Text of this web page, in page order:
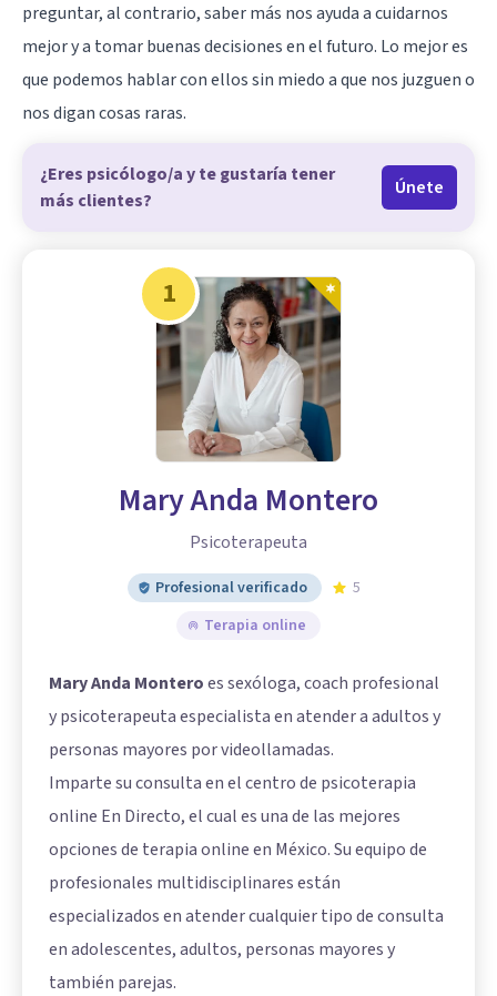
preguntar, al contrario, saber más nos ayuda a cuidarnos
mejor y a tomar buenas decisiones en el futuro. Lo mejor es
que podemos hablar con ellos sin miedo a que nos juzguen o
nos digan cosas raras.
¿Eres psicólogo/a y te gustaría tener
más clientes?
Únete
1
Mary Anda Montero
Psicoterapeuta
Profesional verificado
5
Terapia online
Mary Anda Monteroes sexóloga, coach profesional
y psicoterapeuta especialista en atender a adultos y
personas mayores por videollamadas.
Imparte su consulta en el centro de psicoterapia
online En Directo, el cual es una de las mejores
opciones de terapia online en México. Su equipo de
profesionales multidisciplinares están
especializados en atender cualquier tipo de consulta
en adolescentes, adultos, personas mayores y
también parejas.